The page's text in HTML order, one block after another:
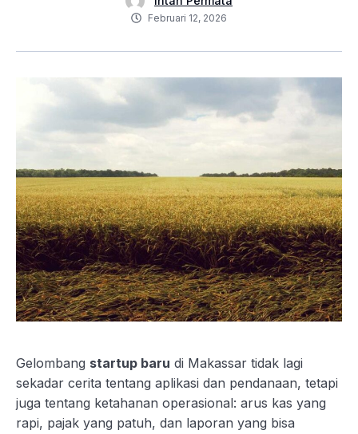
Februari 12, 2026
Gelombang startup baru di Makassar tidak lagi
sekadar cerita tentang aplikasi dan pendanaan, tetapi
juga tentang ketahanan operasional: arus kas yang
rapi, pajak yang patuh, dan laporan yang bisa